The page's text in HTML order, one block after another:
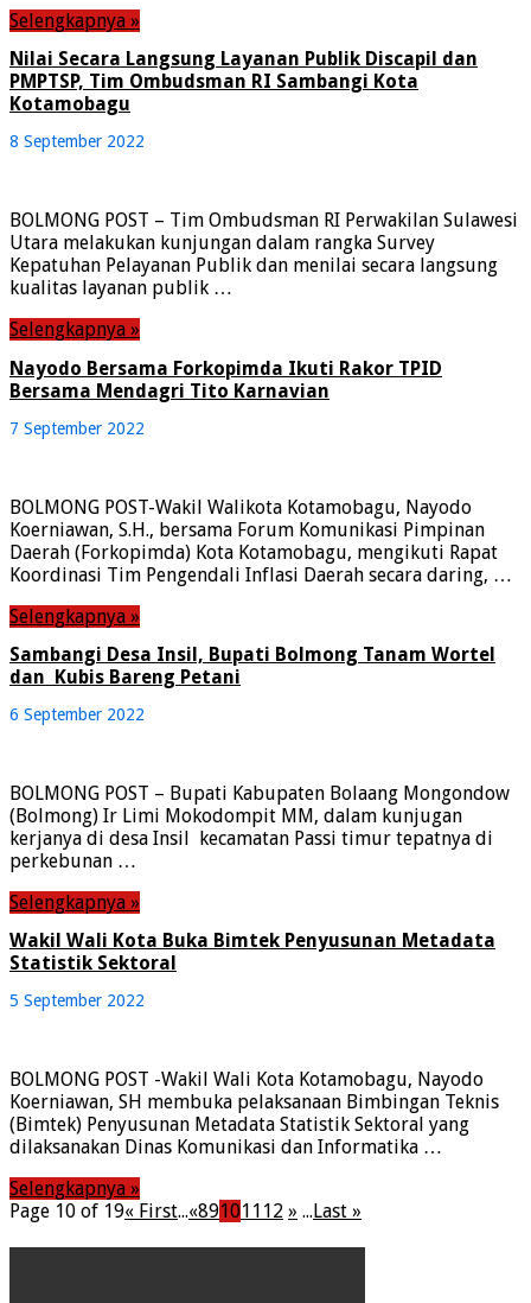
Selengkapnya »
Nilai Secara Langsung Layanan Publik Discapil dan
PMPTSP, Tim Ombudsman RI Sambangi Kota
Kotamobagu
8 September 2022
BOLMONG POST – Tim Ombudsman RI Perwakilan Sulawesi
Utara melakukan kunjungan dalam rangka Survey
Kepatuhan Pelayanan Publik dan menilai secara langsung
kualitas layanan publik …
Selengkapnya »
Nayodo Bersama Forkopimda Ikuti Rakor TPID
Bersama Mendagri Tito Karnavian
7 September 2022
BOLMONG POST-Wakil Walikota Kotamobagu, Nayodo
Koerniawan, S.H., bersama Forum Komunikasi Pimpinan
Daerah (Forkopimda) Kota Kotamobagu, mengikuti Rapat
Koordinasi Tim Pengendali Inflasi Daerah secara daring, …
Selengkapnya »
Sambangi Desa Insil, Bupati Bolmong Tanam Wortel
dan Kubis Bareng Petani
6 September 2022
BOLMONG POST – Bupati Kabupaten Bolaang Mongondow
(Bolmong) Ir Limi Mokodompit MM, dalam kunjugan
kerjanya di desa Insil kecamatan Passi timur tepatnya di
perkebunan …
Selengkapnya »
Wakil Wali Kota Buka Bimtek Penyusunan Metadata
Statistik Sektoral
5 September 2022
BOLMONG POST -Wakil Wali Kota Kotamobagu, Nayodo
Koerniawan, SH membuka pelaksanaan Bimbingan Teknis
(Bimtek) Penyusunan Metadata Statistik Sektoral yang
dilaksanakan Dinas Komunikasi dan Informatika …
Selengkapnya »
Page 10 of 19« First...«891011 12 » ...Last »